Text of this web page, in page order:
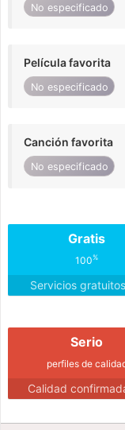
No especificado
Película favorita
No especificado
Canción favorita
No especificado
Gratis
100%
Servicios gratuitos
Serio
perfiles de
Calidad